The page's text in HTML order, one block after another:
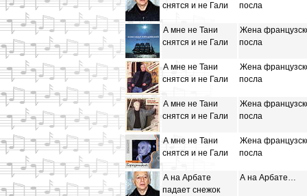
снятся и не Гали
посла
А мне не Тани
снятся и не Гали
Жена
посла
А мне не Тани
снятся и не Гали
Жена
посла
А мне не Тани
снятся и не Гали
Жена
посла
А мне не Тани
снятся и не Гали
Жена
посла
А на Арбате
падает снежок
А на Арбате…